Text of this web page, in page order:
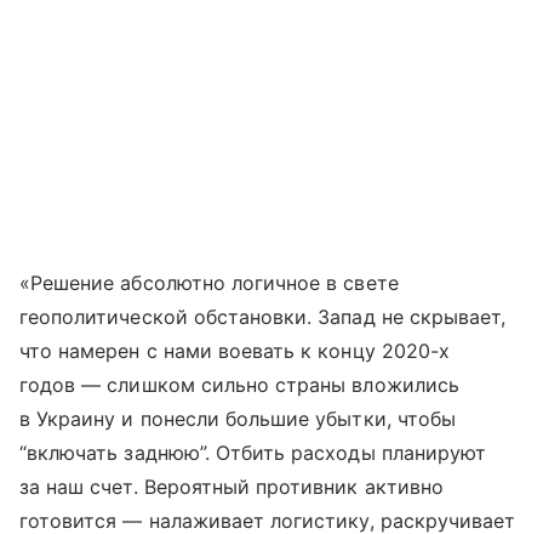
«Решение абсолютно логичное в свете
геополитической обстановки. Запад не скрывает,
что намерен с нами воевать к концу 2020-х
годов — слишком сильно страны вложились
в Украину и понесли большие убытки, чтобы
“включать заднюю”. Отбить расходы планируют
за наш счет. Вероятный противник активно
готовится — налаживает логистику, раскручивает